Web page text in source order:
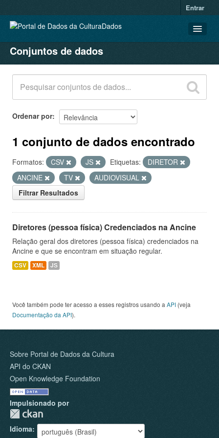
Entrar
CONJUNTOS DE DADOS
ORGANIZAÇÕES
GRUPOS
SOBRE
Conjuntos de dados
Ordenar por
1 conjunto de dados encontrado
Formatos: CSV JS Etiquetas:
DIRETOR
ANCINE
TV
AUDIOVISUAL
Filtrar Resultados
Diretores (pessoa física) Credenciados na Ancine
Relação geral dos diretores (pessoa física) credenciados na
Ancine e que se encontram em situação regular.
CSV XML JS
Você também pode ter acesso a esses registros usando a API (veja
Documentação da API).
Sobre Portal de Dados da Cultura
API do CKAN
Open Knowledge Foundation
Impulsionado por
Idioma